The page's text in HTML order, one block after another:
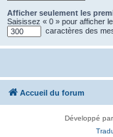
Afficher seulement les
Saisissez « 0 » pour afficher
caractères des
Accueil du forum
Développé par